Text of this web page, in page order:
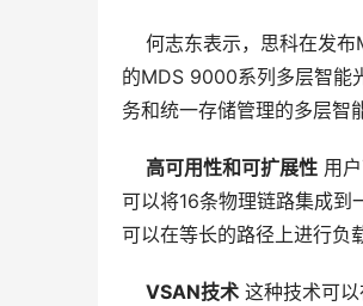
何志东表示，思科在发布
的MDS 9000系列多层智能
务和统一存储管理的多层智
高可用性和可扩展性 用
可以将16条物理链路集成
可以在等长的路径上进行负
VSAN技术 这种技术可